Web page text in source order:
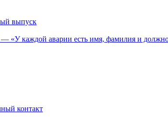
выпуск
«У каждой аварии есть имя, фамилия и
контакт